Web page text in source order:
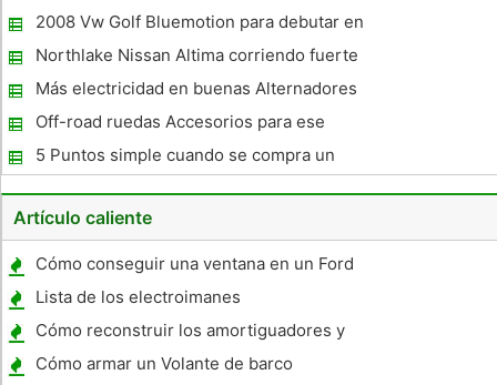
usados ​​
2008 Vw Golf Bluemotion para debutar en
Frankfurt
Northlake Nissan Altima corriendo fuerte
después de 15 años
Más electricidad en buenas Alternadores
Off-road ruedas Accesorios para ese
aspecto robusto
5 Puntos simple cuando se compra un
coche
Artículo caliente
Cómo conseguir una ventana en un Ford
Taurus
Lista de los electroimanes
Cómo reconstruir los amortiguadores y
puntales en una motocicleta
Cómo armar un Volante de barco